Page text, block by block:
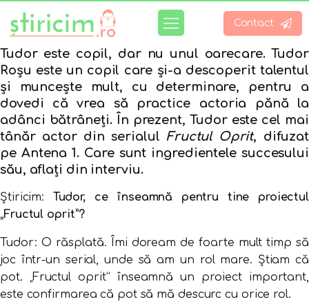
Contact
Tudor este copil, dar nu unul oarecare. Tudor
Roșu este un copil care și-a descoperit talentul
și muncește mult, cu determinare, pentru a
dovedi că vrea să practice actoria pănă la
adânci bătrâneți. În prezent, Tudor este cel mai
tânăr actor din serialul Fructul Oprit, difuzat
pe Antena 1. Care sunt ingredientele succesului
său, aflați din interviu.
Știricim: Tudor, ce înseamnă pentru tine proiectul
„Fructul oprit”?
Tudor: O răsplată. Îmi doream de foarte mult timp să
joc într-un serial, unde să am un rol mare. Ştiam că
pot. „Fructul oprit” înseamnă un proiect important,
este confirmarea că pot să mă descurc cu orice rol.